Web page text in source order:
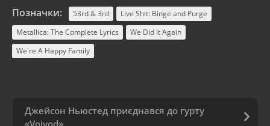
Позначки: 53rd & 3rd
Live Shit: Binge and Purge
Metallica: The Complete Lyrics
We Did It Again
We're A Happy Family
Джейсон Ньюстед приєднався до гурту
«Voivod»